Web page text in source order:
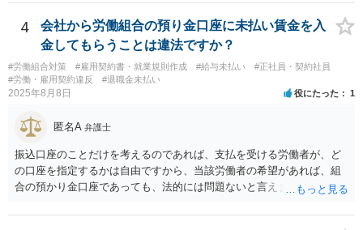
限らないです。損害賠償請求は可能ですが、損害との因果関係の立証
が容易ではないと思われます。客観的証拠が不可欠です。 ２ 休職期
間満了による退職・解雇について無効だと争える可能性が高いです。
法的責任をきちんと追及されたい場合には、労務管理と労働法にかな
り詳しく、上記に関係した法理等にも通じた弁護士等に相談し、法的
に正確に分析してもらい、今後の対応を検討するべきです。良い解決
4
会社から労働組合の預り金口座に未払い賃金を入
金してもらうことは違法ですか？
#労働組合対策 #雇用契約書・就業規則作成 #給与未払い
#正社員・契約社員
#労働・雇用契約違反
#退職金未払い
2025年8月8日 役にたった 1
匿名A 弁護士
振込口座のことだけを考えるのであれば、支払を受ける労働者が、ど
の口座を指定するかは自由ですから、当該労働者の希望があれば、組
合の預かり金口座であっても、法的には問題ないと言えます。 ただ
ると、場合によっては非弁の問題が生じる可能性が考えられます。